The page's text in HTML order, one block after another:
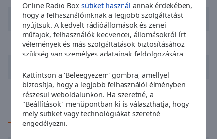
Online Radio Boxsütiket használ annak érdekében,
hogy a felhasználóinknak a legjobb szolgáltatást
nyújtsuk. A kedvelt rádióállomások és zenei
műfajok, felhasználók kedvencei, állomásokról írt
vélemények és más szolgáltatások biztosításához
szükség van személyes adatainak feldolgozására.
Kattintson a 'Beleegyezem' gombra, amellyel
biztosítja, hogy a legjobb felhasználói élményben
részesül weboldalunkon. Ha szeretné, a
"Beállítások" menüpontban ki is választhatja, hogy
mely sütiket vagy technológiákat szeretné
engedélyezni.
Opacity
Background
Opacity
Caption
Ava MaxKings & Queens
Dua LipaHoudini
Ava MaxSweet but P****o
TOP művészek